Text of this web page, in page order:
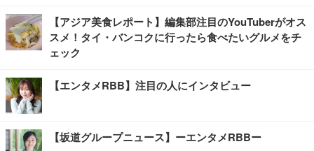
【アジア美食レポート】編集部注目のYouTuberがオス
スメ！タイ・バンコクに行ったら食べたいグルメをチ
ェック
【エンタメRBB】注目の人にインタビュー
【坂道グループニュース】ーエンタメRBBー